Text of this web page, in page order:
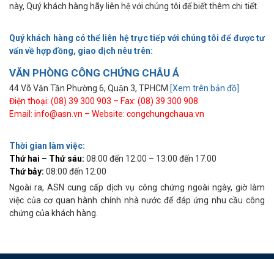
này, Quý khách hàng hãy liên hệ với chúng tôi để biết thêm chi tiết.
Quý khách hàng có thể liên hệ trực tiếp với chúng tôi để được tư
vấn về hợp đồng, giao dịch nêu trên:
VĂN PHÒNG CÔNG CHỨNG CHÂU Á
44 Võ Văn Tần Phường 6, Quận 3, TPHCM [Xem trên bản đồ]
Điện thoại: (08) 39 300 903 – Fax: (08) 39 300 908
Email: info@asn.vn – Website: congchungchaua.vn
Thời gian làm việc:
Thứ hai – Thứ sáu: 08:00 đến 12:00 – 13:00 đến 17:00
Thứ bảy: 08:00 đến 12:00
Ngoài ra, ASN cung cấp dịch vụ công chứng ngoài ngày, giờ làm
việc của cơ quan hành chính nhà nước để đáp ứng nhu cầu công
chứng của khách hàng.